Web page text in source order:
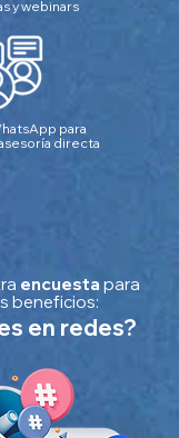
y webinars
para
directa
encuesta para
beneficios:
en redes?